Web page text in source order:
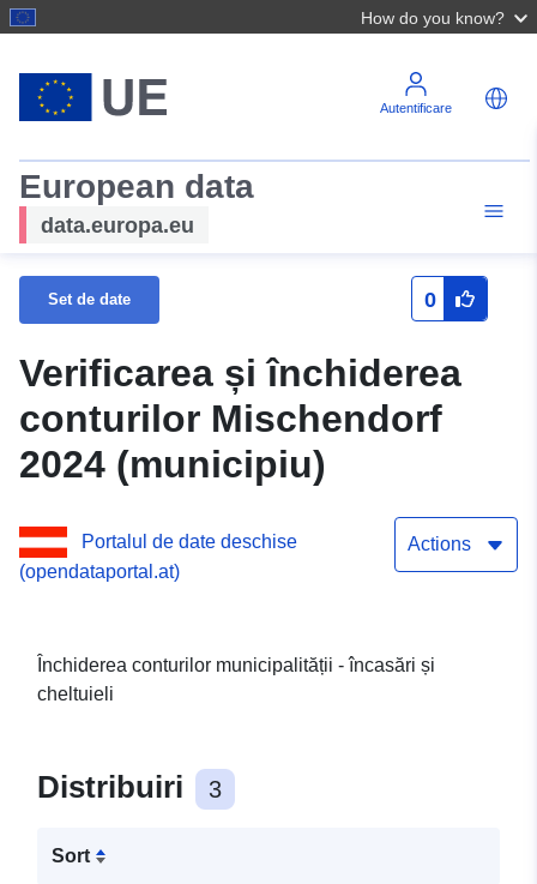
How do you know?
Autentificare
European data
data.europa.eu
Set de date 0
Verificarea și închiderea
conturilor Mischendorf
2024 (municipiu)
Portalul de date deschise
(opendataportal.at)
Actions
Închiderea conturilor municipalității - încasări și
cheltuieli
Distribuiri 3
Sort